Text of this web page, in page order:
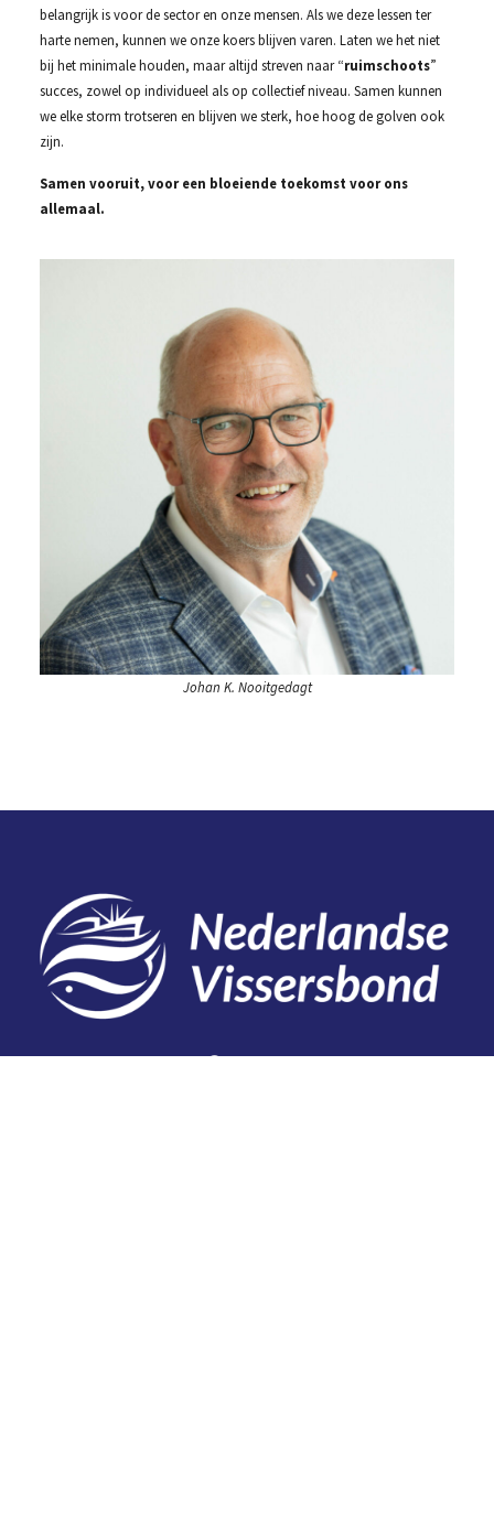
belangrijk is voor de sector en onze mensen. Als we deze lessen ter
harte nemen, kunnen we onze koers blijven varen. Laten we het niet
bij het minimale houden, maar altijd streven naar “ruimschoots”
succes, zowel op individueel als op collectief niveau. Samen kunnen
we elke storm trotseren en blijven we sterk, hoe hoog de golven ook
zijn.
Samen vooruit, voor een bloeiende toekomst voor ons
allemaal.
Johan K. Nooitgedagt
Contact